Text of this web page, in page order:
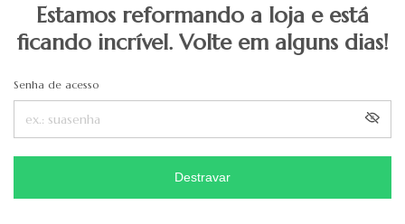
Estamos reformando a loja e está
ficando incrível. Volte em alguns dias!
Senha de acesso
Destravar